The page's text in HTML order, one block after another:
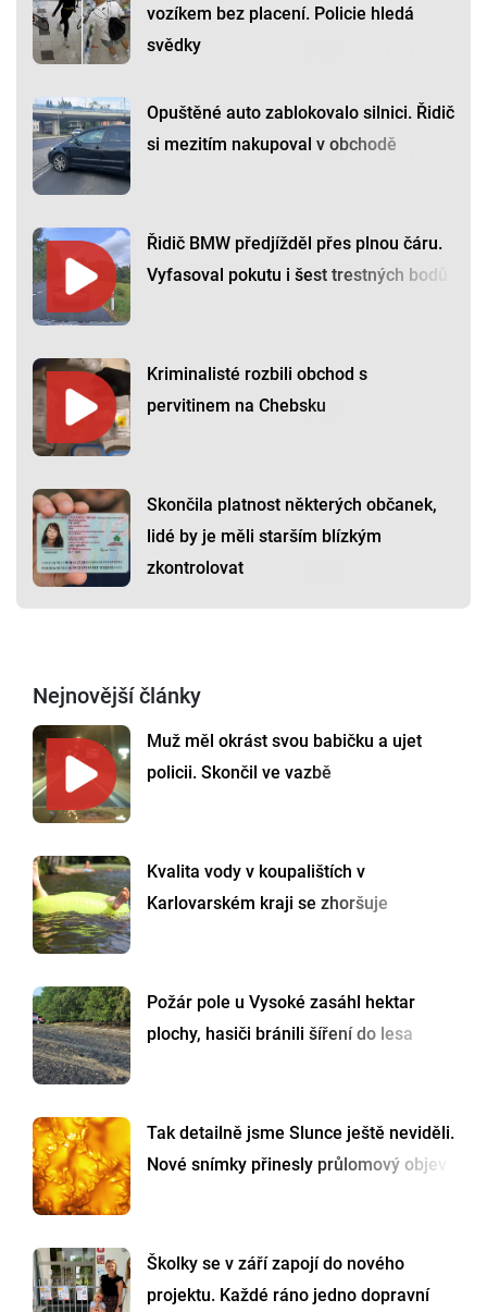
vozíkem bez placení. Policie hledá
svědky
Opuštěné auto zablokovalo silnici. Řidič
si mezitím nakupoval v obchodě
Řidič BMW předjížděl přes plnou čáru.
Vyfasoval pokutu i šest trestných bodů
Kriminalisté rozbili obchod s
pervitinem na Chebsku
Skončila platnost některých občanek,
lidé by je měli starším blízkým
zkontrolovat
Nejnovější články
Muž měl okrást svou babičku a ujet
policii. Skončil ve vazbě
Kvalita vody v koupalištích v
Karlovarském kraji se zhoršuje
Požár pole u Vysoké zasáhl hektar
plochy, hasiči bránili šíření do lesa
Tak detailně jsme Slunce ještě neviděli.
Nové snímky přinesly průlomový objev
Školky se v září zapojí do nového
projektu. Každé ráno jedno dopravní